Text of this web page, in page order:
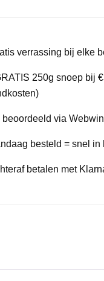
verrassing bij elke
250g snoep bij
beoordeeld via
besteld = snel in
betalen met